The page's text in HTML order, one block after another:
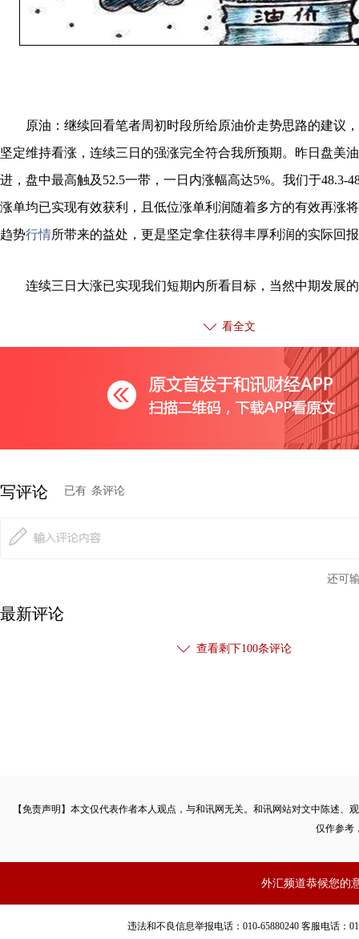
原油：继续回看笔者周初时段所给原油价走势思路的建议，
坚定维持看涨，连续三日的强涨完全符合我所预期。昨日盘美
进，盘中最高触及52.5一带，一日内涨幅高达5%。我们于48.3-
涨单均已实现有效获利，且低位涨单利润随着多方的有效再涨
趋势行情所带来的益处，更是坚定拿住获得丰厚利润的实际回
连续三日大涨已实现我们短期内所看目标，当然中期发展
站稳48，上穿50，触高52，低点一步步上移，高点一次次
疑问就是多头发展的趋向，最终的目标定不会止于昨日盘高点
强破，往上延伸的空间可以说是无限大。
看全文
写评论 已有 条评论
还可
最新评论
查看剩下100条评论
【免责声明】本文仅代表作者本人观点，与和讯网无关。和讯网站对文中陈述
仅作参考
外汇频道恭候您的
违法和不良信息举报电话：010-65880240 客服电话：